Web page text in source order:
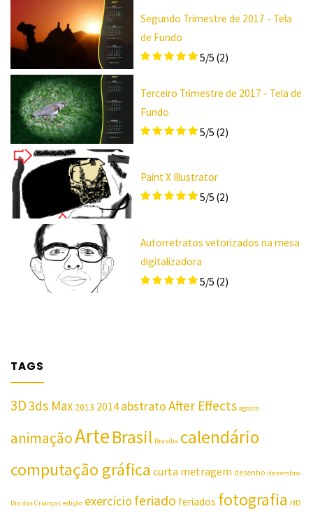
Segundo Trimestre de 2017 - Tela
de Fundo
5/5 (2)
Terceiro Trimestre de 2017 - Tela de
Fundo
5/5 (2)
Paint X Illustrator
5/5 (2)
Autorretratos vetorizados na mesa
digitalizadora
5/5 (2)
TAGS
3D3ds Max 2013 2014abstratoAfter Effects agosto
animaçãoArteBrasil Brasilia calendário
computação gráfica curta metragem desenho dezembro
Dia das Crianças edição exercício feriado feriados fotografia HD